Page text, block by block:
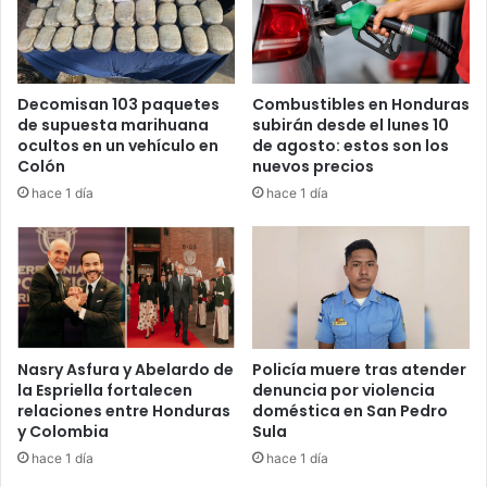
También destacó la importancia de garantizar acceso a
empleo, vivienda, alimentación y oportunidades para las
familias hondureñas.
“El país necesita humanizarse”, afirmó el líder religioso.
“La ascensión no es un mito”
Rodríguez Maradiaga explicó que la celebración de la
Ascensión de Jesucristo representa no solo un
acontecimiento espiritual, sino también un llamado a la
transformación personal y social.
“La ascensión no es un mito, es una tarea”, expresó
durante la homilía.
El religioso concluyó invitando a la población a mantener
viva la esperanza y trabajar diariamente por una Honduras
Decomisan 103 paquetes
de supuesta marihuana
ocultos en un vehículo en
Colón
hace 1 día
Combustibles en Honduras
subirán desde el lunes 10
de agosto: estos son los
nuevos precios
hace 1 día
Nasry Asfura y Abelardo de
la Espriella fortalecen
relaciones entre Honduras
y Colombia
hace 1 día
Policía muere tras atender
denuncia por violencia
doméstica en San Pedro
Sula
hace 1 día